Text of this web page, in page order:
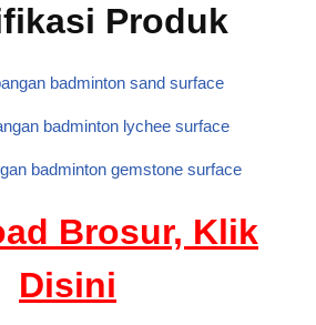
Produk
Brosur, Klik
Disini